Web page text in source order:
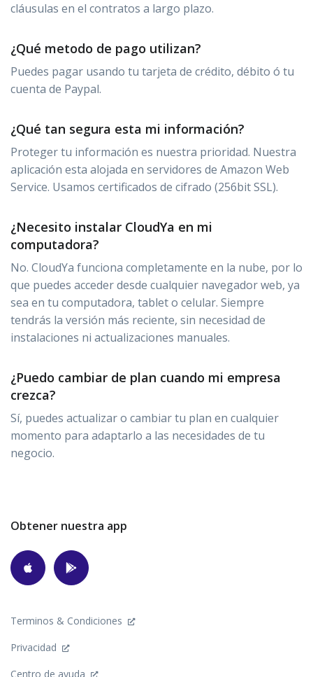
cláusulas en el contratos a largo plazo.
¿Qué metodo de pago utilizan?
Puedes pagar usando tu tarjeta de crédito, débito ó tu
cuenta de Paypal.
¿Qué tan segura esta mi información?
Proteger tu información es nuestra prioridad. Nuestra
aplicación esta alojada en servidores de Amazon Web
Service. Usamos certificados de cifrado (256bit SSL).
¿Necesito instalar CloudYa en mi
computadora?
No. CloudYa funciona completamente en la nube, por lo
que puedes acceder desde cualquier navegador web, ya
sea en tu computadora, tablet o celular. Siempre
tendrás la versión más reciente, sin necesidad de
instalaciones ni actualizaciones manuales.
¿Puedo cambiar de plan cuando mi empresa
crezca?
Sí, puedes actualizar o cambiar tu plan en cualquier
momento para adaptarlo a las necesidades de tu
negocio.
Obtener nuestra app
Terminos & Condiciones
Privacidad
Centro de ayuda